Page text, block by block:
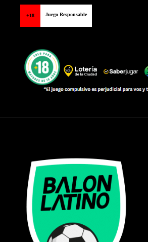
+18 Juego Responsable